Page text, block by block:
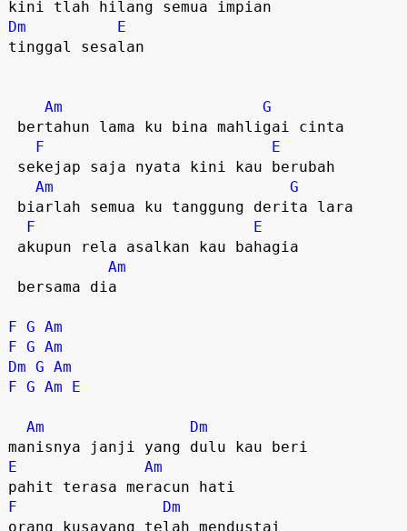
Dm
E
tinggal sesalan
Am
G
F
E
Am
G
F
E
Am
F G Am
F G Am
Dm G Am
F G Am E
Am
Dm
E
Am
F
Dm
orang kusayang telah mendustai